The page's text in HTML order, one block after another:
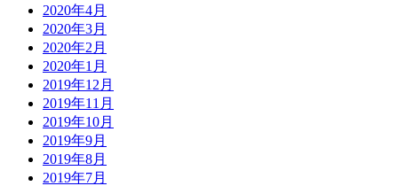
2020年4月
2020年3月
2020年2月
2020年1月
2019年12月
2019年11月
2019年10月
2019年9月
2019年8月
2019年7月